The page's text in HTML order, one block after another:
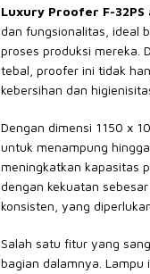
Luxury Proofer F-32PS
dan fungsionalitas, ideal
proses produksi mereka.
tebal, proofer ini tidak
kebersihan dan
Dengan dimensi 1150 x
untuk menampung
meningkatkan kapasitas
dengan kekuatan
konsisten, yang
Salah satu fitur yang
bagian dalamnya.